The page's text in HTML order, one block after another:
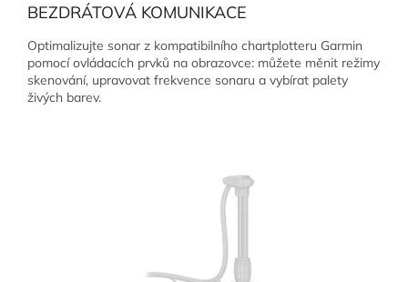
BEZDRÁTOVÁ KOMUNIKACE
Optimalizujte sonar z kompatibilního chartplotteru Garmin
pomocí ovládacích prvků na obrazovce: můžete měnit režimy
skenování, upravovat frekvence sonaru a vybírat palety
živých barev.